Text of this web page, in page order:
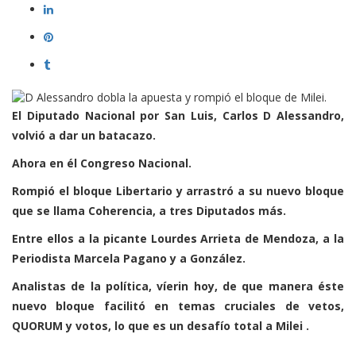
El Diputado Nacional por San Luis, Carlos D Alessandro,
volvió a dar un batacazo.
Ahora en él Congreso Nacional.
Rompió el bloque Libertario y arrastró a su nuevo bloque
que se llama Coherencia, a tres Diputados más.
Entre ellos a la picante Lourdes Arrieta de Mendoza, a la
Periodista Marcela Pagano y a González.
Analistas de la política, víerin hoy, de que manera éste
nuevo bloque facilitó en temas cruciales de vetos,
QUORUM y votos, lo que es un desafío total a Milei .